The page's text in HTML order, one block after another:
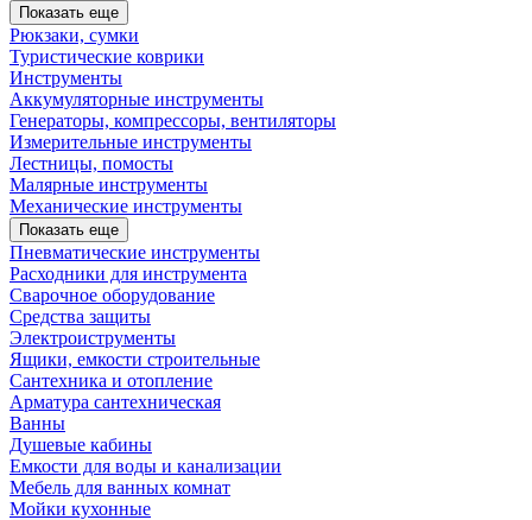
Показать еще
Рюкзаки, сумки
Туристические коврики
Инструменты
Аккумуляторные инструменты
Генераторы, компрессоры, вентиляторы
Измерительные инструменты
Лестницы, помосты
Малярные инструменты
Механические инструменты
Показать еще
Пневматические инструменты
Расходники для инструмента
Сварочное оборудование
Средства защиты
Электроиструменты
Ящики, емкости строительные
Сантехника и отопление
Арматура сантехническая
Ванны
Душевые кабины
Емкости для воды и канализации
Мебель для ванных комнат
Мойки кухонные